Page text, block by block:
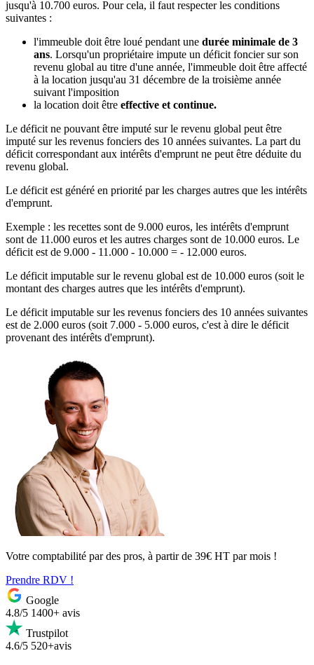
jusqu'à 10.700 euros. Pour cela, il faut respecter les conditions
suivantes :
l'immeuble doit être loué pendant une durée minimale de 3
ans. Lorsqu'un propriétaire impute un déficit foncier sur son
revenu global au titre d'une année, l'immeuble doit être affecté
à la location jusqu'au 31 décembre de la troisième année
suivant l'imposition
la location doit être effective et continue.
Le déficit ne pouvant être imputé sur le revenu global peut être
imputé sur les revenus fonciers des 10 années suivantes. La part du
déficit correspondant aux intérêts d'emprunt ne peut être déduite du
revenu global.
Le déficit est généré en priorité par les charges autres que les intérêts
d'emprunt.
Exemple : les recettes sont de 9.000 euros, les intérêts d'emprunt
sont de 11.000 euros et les autres charges sont de 10.000 euros. Le
déficit est de 9.000 - 11.000 - 10.000 = - 12.000 euros.
Le déficit imputable sur le revenu global est de 10.000 euros (soit le
montant des charges autres que les intérêts d'emprunt).
Le déficit imputable sur les revenus fonciers des 10 années suivantes
est de 2.000 euros (soit 7.000 - 5.000 euros, c'est à dire le déficit
provenant des intérêts d'emprunt).
Votre comptabilité par des pros, à partir de 39€ HT par mois !
Prendre RDV !
Google
4.8/5 1400+ avis
Trustpilot
4.6/5 520+avis